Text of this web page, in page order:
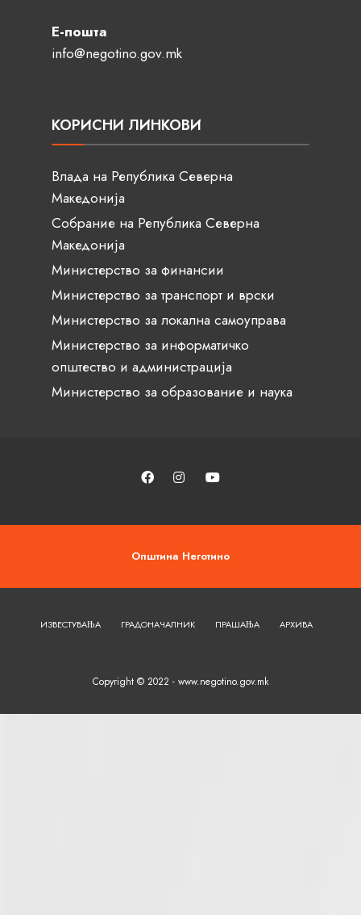
Е-пошта
info@negotino.gov.mk
КОРИСНИ ЛИНКОВИ
Влада на Република Северна
Македонија
Собрание на Република Северна
Македонија
Министерство за финансии
Министерство за транспорт и врски
Министерство за локална самоуправа
Министерство за информатичко
општество и администрација
Министерство за образование и наука
Општина Неготино
ИЗВЕСТУВАЊА ГРАДОНАЧАЛНИК ПРАШАЊА АРХИВА
Copyright © 2022 - www.negotino.gov.mk